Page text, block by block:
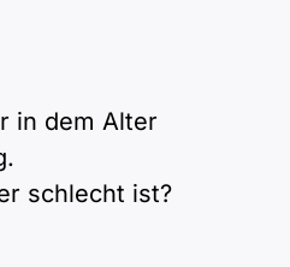
in dem Alter
schlecht ist?